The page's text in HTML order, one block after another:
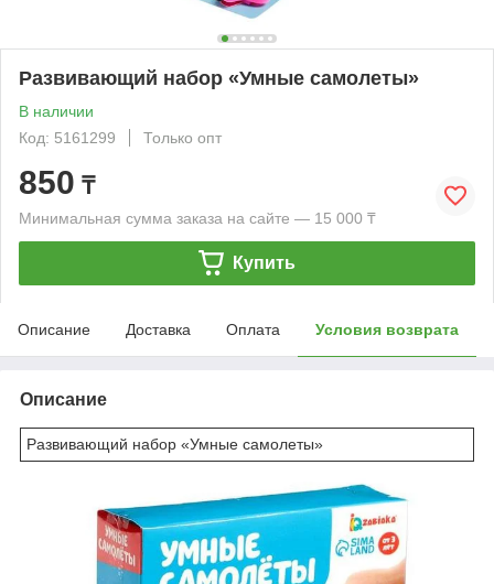
Развивающий набор «Умные самолеты»
В наличии
Код: 5161299
Только опт
850 ₸
Минимальная сумма заказа на сайте — 15 000 ₸
Купить
Описание Доставка Оплата Условия возврата
Описание
Развивающий набор «Умные самолеты»